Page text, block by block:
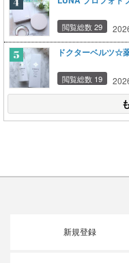
閲覧総数 29
ドクターベルツ☆
閲覧総数 19
新規登録